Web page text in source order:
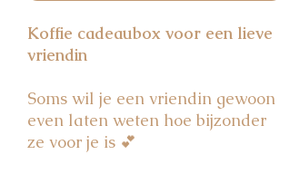
Koffie cadeaubox voor een lieve
vriendin
Soms wil je een vriendin gewoon
even laten weten hoe bijzonder
ze voor je is 💕